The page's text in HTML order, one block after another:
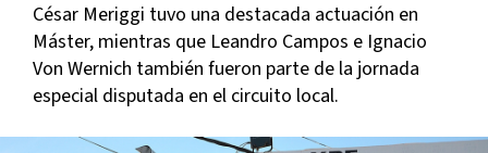
César Meriggi tuvo una destacada actuación en
Máster, mientras que Leandro Campos e Ignacio
Von Wernich también fueron parte de la jornada
especial disputada en el circuito local.